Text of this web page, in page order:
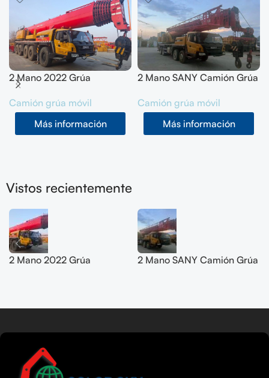
2 Mano 2022 Grúa
todoterreno SANY 200T
SYM5556JQZ200C
Camión grúa móvil
Más información
2 Mano SANY Camión Grúa
(STC500E5) 2021
Camión grúa móvil
Más información
Vistos recientemente
2 Mano 2022 Grúa
2 Mano SANY Camión Grúa
Tamil